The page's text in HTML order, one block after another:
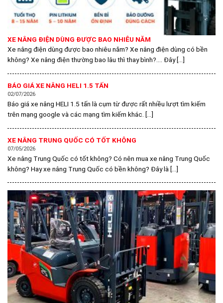
XE NÂNG ĐIỆN DÙNG ĐƯỢC BAO NHIÊU NĂM
Xe nâng điện dùng được bao nhiêu năm? Xe nâng điện dùng có bền
không? Xe nâng điện thường bao lâu thì thay bình?…. Đây [...]
BÁO GIÁ XE NÂNG HELI 1.5 TẤN
02/07/2026
Báo giá xe nâng HELI 1.5 tấn là cụm từ được rất nhiều lượt tìm kiếm
trên mạng google và các mạng tìm kiếm khác. [...]
XE NÂNG TRUNG QUỐC CÓ TỐT KHÔNG
07/05/2026
Xe nâng Trung Quốc có tốt không? Có nên mua xe nâng Trung Quốc
không? Hay xe nâng Trung Quốc có bền không? Đây là [...]